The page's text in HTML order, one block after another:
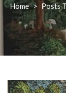
Home > Posts